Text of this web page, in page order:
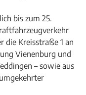
bis zum 25.
die Kreisstraße 1 an
Vienenburg und
– sowie aus